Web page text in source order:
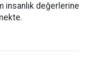
insanlık değerlerine